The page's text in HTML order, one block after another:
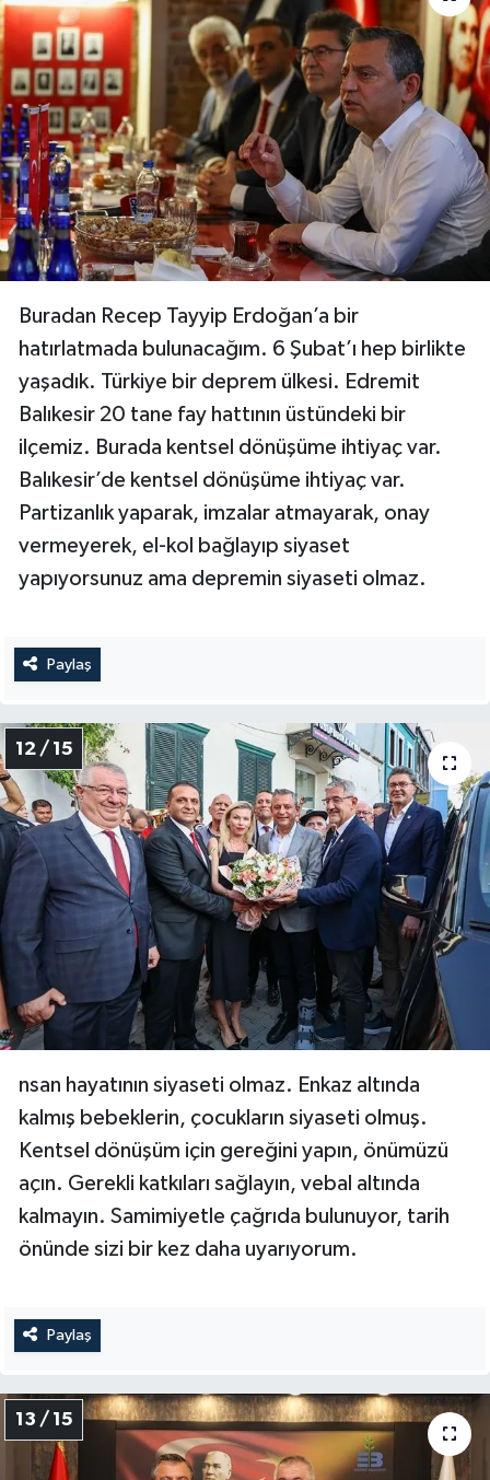
Buradan Recep Tayyip Erdoğan’a bir
hatırlatmada bulunacağım. 6 Şubat’ı hep birlikte
yaşadık. Türkiye bir deprem ülkesi. Edremit
Balıkesir 20 tane fay hattının üstündeki bir
ilçemiz. Burada kentsel dönüşüme ihtiyaç var.
Balıkesir’de kentsel dönüşüme ihtiyaç var.
Partizanlık yaparak, imzalar atmayarak, onay
vermeyerek, el-kol bağlayıp siyaset
yapıyorsunuz ama depremin siyaseti olmaz.
Paylaş
12 / 15
nsan hayatının siyaseti olmaz. Enkaz altında
kalmış bebeklerin, çocukların siyaseti olmuş.
Kentsel dönüşüm için gereğini yapın, önümüzü
açın. Gerekli katkıları sağlayın, vebal altında
kalmayın. Samimiyetle çağrıda bulunuyor, tarih
önünde sizi bir kez daha uyarıyorum.
Paylaş
13 / 15